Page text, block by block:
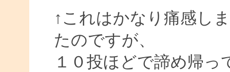
↑これはかなり痛感し
たのですが、
１０投ほどで諦め帰